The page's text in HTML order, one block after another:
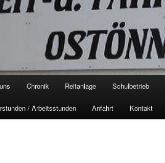
Chronik Reitanlage Schulbetrieb
/ Arbeitsstunden Anfahrt Kontakt